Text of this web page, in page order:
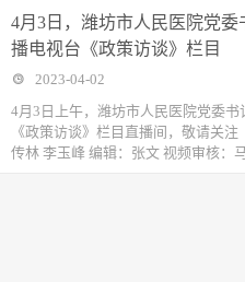
4月3日，潍坊市人民医院党
播电视台《政策访谈》栏目
2023-04-02
4月3日上午，潍坊市人民医院党委
《政策访谈》栏目直播间，敬请关
传林 李玉峰 编辑：张文 视频审核：